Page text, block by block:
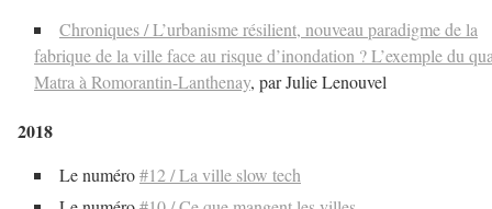
Chroniques / L’urbanisme résilient, nouveau paradigme de la
fabrique de la ville face au risque d’inondation ? L’exemple du
Matra à Romorantin-Lanthenay, par Julie Lenouvel
2018
Le numéro#12 / La ville slow tech